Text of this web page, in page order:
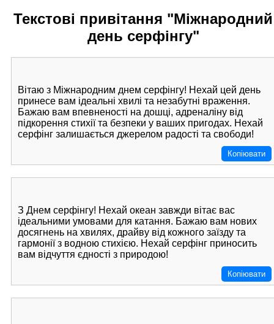
Текстові привітання "Міжнародний
день серфінгу"
Вітаю з Міжнародним днем серфінгу! Нехай цей день
принесе вам ідеальні хвилі та незабутні враження.
Бажаю вам впевненості на дошці, адреналіну від
підкорення стихії та безпеки у ваших пригодах. Нехай
серфінг залишається джерелом радості та свободи!
Копіювати
З Днем серфінгу! Нехай океан завжди вітає вас
ідеальними умовами для катання. Бажаю вам нових
досягнень на хвилях, драйву від кожного заїзду та
гармонії з водною стихією. Нехай серфінг приносить
вам відчуття єдності з природою!
Копіювати